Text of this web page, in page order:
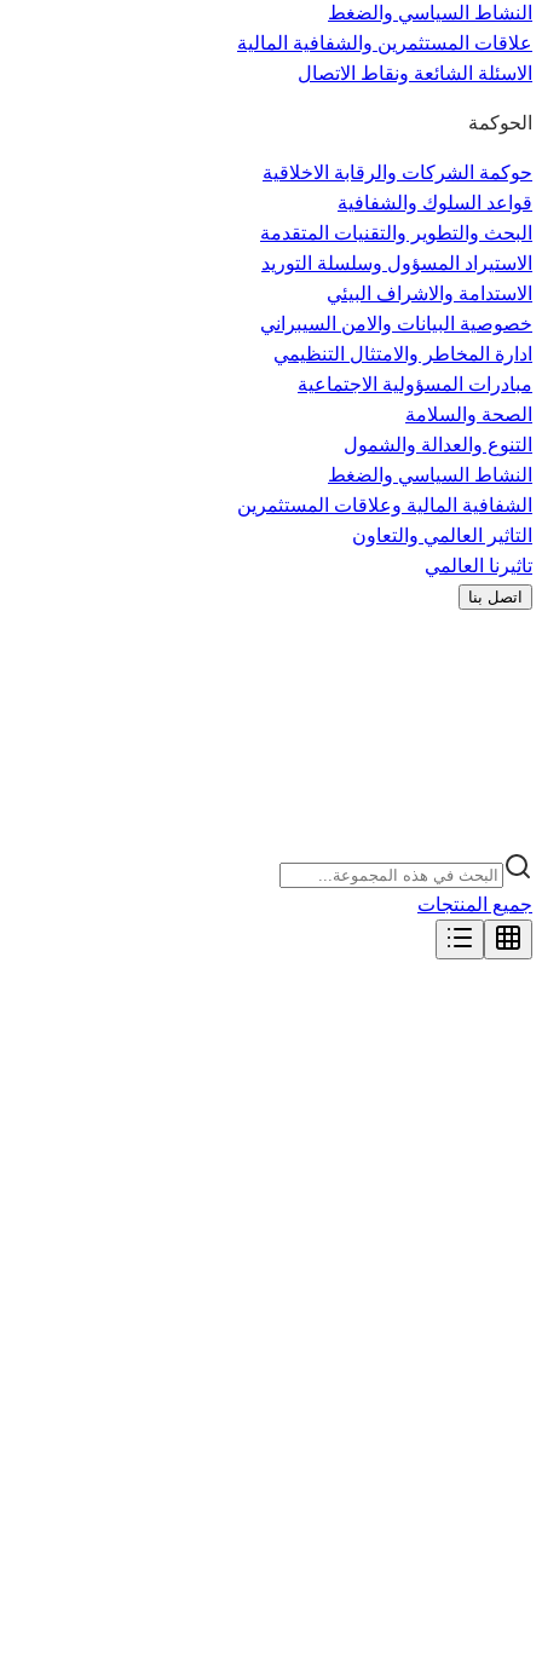
النشاط السياسي والضغط
علاقات المستثمرين والشفافية المالية
الاسئلة الشائعة ونقاط الاتصال
الحوكمة
حوكمة الشركات والرقابة الاخلاقية
قواعد السلوك والشفافية
البحث والتطوير والتقنيات المتقدمة
الاستيراد المسؤول وسلسلة التوريد
الاستدامة والاشراف البيئي
خصوصية البيانات والامن السيبراني
ادارة المخاطر والامتثال التنظيمي
مبادرات المسؤولية الاجتماعية
الصحة والسلامة
التنوع والعدالة والشمول
النشاط السياسي والضغط
الشفافية المالية وعلاقات المستثمرين
التاثير العالمي والتعاون
تاثيرنا العالمي
اتصل بنا
جميع المنتجات